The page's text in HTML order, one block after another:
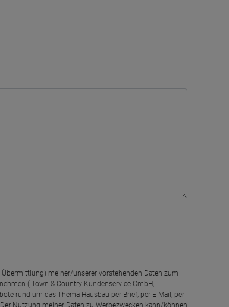
meiner/unserer vorstehenden Daten zum
( Town & Country Kundenservice GmbH,
rund um das Thema Hausbau per Brief, per E-Mail, per
. Der Nutzung meiner Daten zu Werbezwecken kann/können